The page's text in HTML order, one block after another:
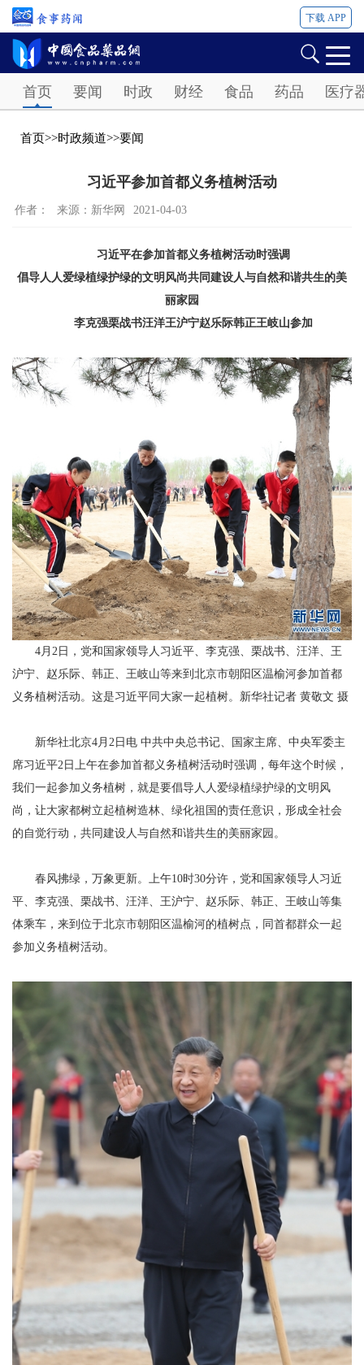
下载 APP
首页 要闻 时政 财经 食品 药品 医疗
首页>>时政频道>>要闻
习近平参加首都义务植树活动
作者： 来源：新华网 2021-04-03
习近平在参加首都义务植树活动时强调
倡导人人爱绿植绿护绿的文明风尚共同建设人与自然和谐共生的美
丽家园
李克强栗战书汪洋王沪宁赵乐际韩正王岐山参加
4月2日，党和国家领导人习近平、李克强、栗战书、汪洋、王
沪宁、赵乐际、韩正、王岐山等来到北京市朝阳区温榆河参加首都
义务植树活动。这是习近平同大家一起植树。新华社记者 黄敬文 摄
新华社北京4月2日电 中共中央总书记、国家主席、中央军委主
席习近平2日上午在参加首都义务植树活动时强调，每年这个时候，
我们一起参加义务植树，就是要倡导人人爱绿植绿护绿的文明风
尚，让大家都树立起植树造林、绿化祖国的责任意识，形成全社会
的自觉行动，共同建设人与自然和谐共生的美丽家园。
春风拂绿，万象更新。上午10时30分许，党和国家领导人习近
平、李克强、栗战书、汪洋、王沪宁、赵乐际、韩正、王岐山等集
体乘车，来到位于北京市朝阳区温榆河的植树点，同首都群众一起
参加义务植树活动。